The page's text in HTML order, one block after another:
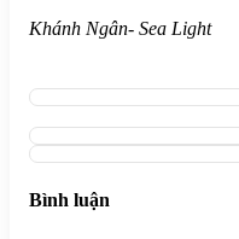
Khánh Ngân- Sea Light
Bình luận